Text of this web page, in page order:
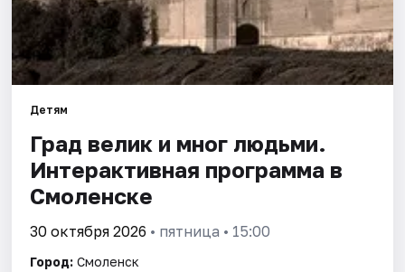
Детям
Град велик и мног людьми.
Интерактивная программа в
Смоленске
30 октября 2026 • пятница • 15:00
Город: Смоленск